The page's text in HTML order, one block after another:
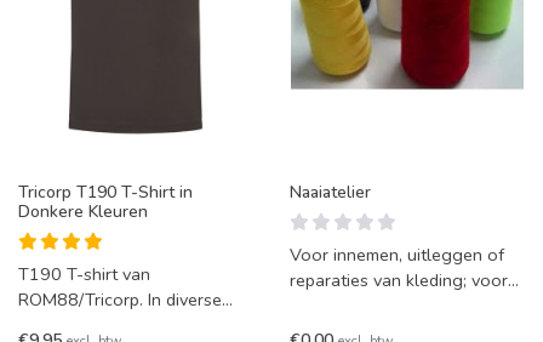
Tricorp T190 T-Shirt in
Donkere Kleuren
T190 T-shirt van
ROM88/Tricorp. In diverse
Naaiatelier
Voor innemen, uitleggen of
reparaties van kleding; voor
terecht in ons naaia